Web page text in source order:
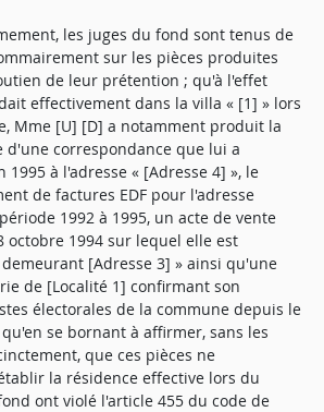
les juges du fond sont tenus de
sur les pièces produites
de leur prétention ; qu'à l'effet
effectivement dans la villa « [1] » lors
Mme [U] [D] a notamment produit la
d'une correspondance que lui a
1995 à l'adresse « [Adresse 4] », le
de factures EDF pour l'adresse
1992 à 1995, un acte de vente
octobre 1994 sur lequel elle est
[Adresse 3] » ainsi qu'une
de [Localité 1] confirmant son
électorales de la commune depuis le
se bornant à affirmer, sans les
que ces pièces ne
la résidence effective lors du
ont violé l'article 455 du code de